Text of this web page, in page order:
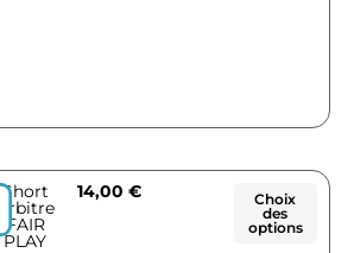
Short
Arbitre
FAIR
PLAY
14,00 €
Choix
des
options